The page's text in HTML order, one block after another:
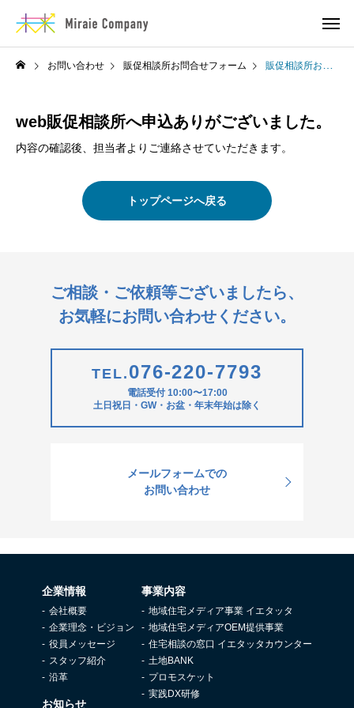
お問い合わせ 販促相談所お問合せフォーム 販促相談所お問い合わせ – 送信完了
web販促相談所へ申込ありがございました。
内容の確認後、担当者よりご連絡させていただきます。
トップページへ戻る
ご相談・ご依頼等ございましたら、
お気軽にお問い合わせください。
TEL. 076-220-7793
電話受付 10:00〜17:00
土日祝日・GW・お盆・年末年始は除く
メールフォームでの
お問い合わせ
企業情報
会社概要
企業理念・ビジョン
役員メッセージ
スタッフ紹介
沿革
事業内容
地域住宅メディア事業 イエタッタ
地域住宅メディアOEM提供事業
住宅相談の窓口 イエタッタカウンター
土地BANK
プロモスケット
実践DX研修
お知らせ